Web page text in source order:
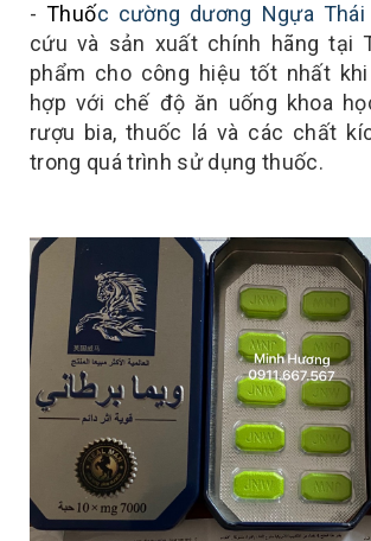
- Thuốc cường dương Ngựa Thái
cứu và sản xuất chính hãng tại
phẩm cho công hiệu tốt nhất
hợp với chế độ ăn uống khoa
rượu bia, thuốc lá và các chất
trong quá trình sử dụng thuốc.